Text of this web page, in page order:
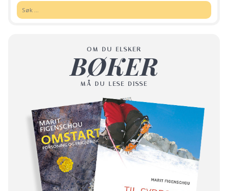
OM DU ELSKER
BØKER
MÅ DU LESE DISSE